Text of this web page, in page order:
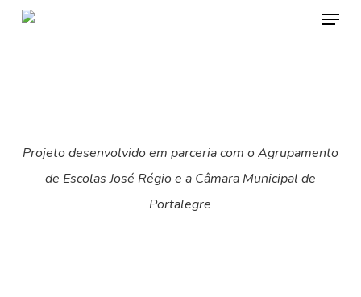
Saltar
Projeto desenvolvido em parceria com o Agrupamento
de Escolas José Régio e a Câmara Municipal de
Portalegre